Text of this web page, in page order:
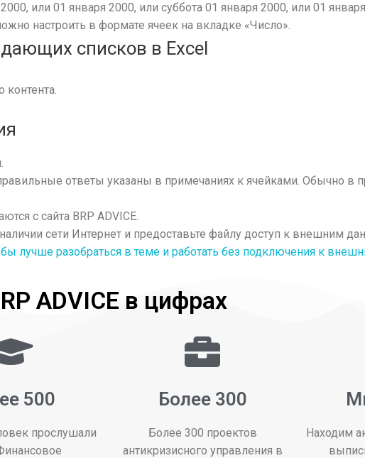
или 01 января 2000, или суббота 01 января 2000, или 01
настроить в формате ячеек на вкладке «Число».
списков в Excel
контента.
ответы указаны в примечаниях к ячейками. Обычно в
с сайта BRP ADVICE.
сети Интернет и предоставьте файлу доступ к внешним
лучше разобраться в теме и работать без подключения к
ADVICE в цифрах
500
прослушали
Более 300
Более 300 проектов
антикризисного управления в
Находим